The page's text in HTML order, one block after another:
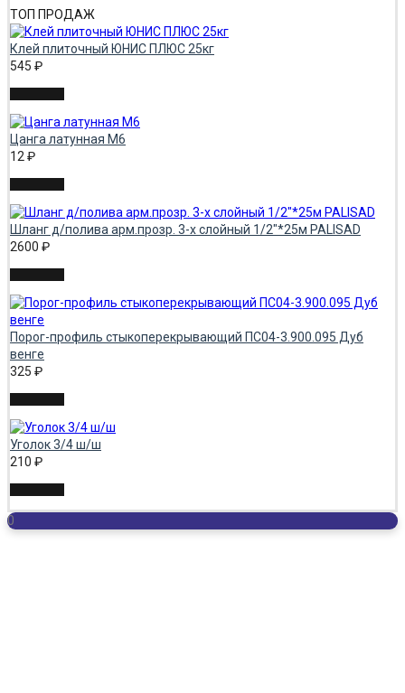
ТОП ПРОДАЖ
Клей плиточный ЮНИС ПЛЮС 25кг
545 ₽
Цанга латунная М6
12 ₽
Шланг д/полива арм.прозр. 3-х слойный 1/2"*25м PALISAD
2600 ₽
Порог-профиль стыкоперекрывающий ПС04-3.900.095 Дуб
венге
325 ₽
Уголок 3/4 ш/ш
210 ₽
0